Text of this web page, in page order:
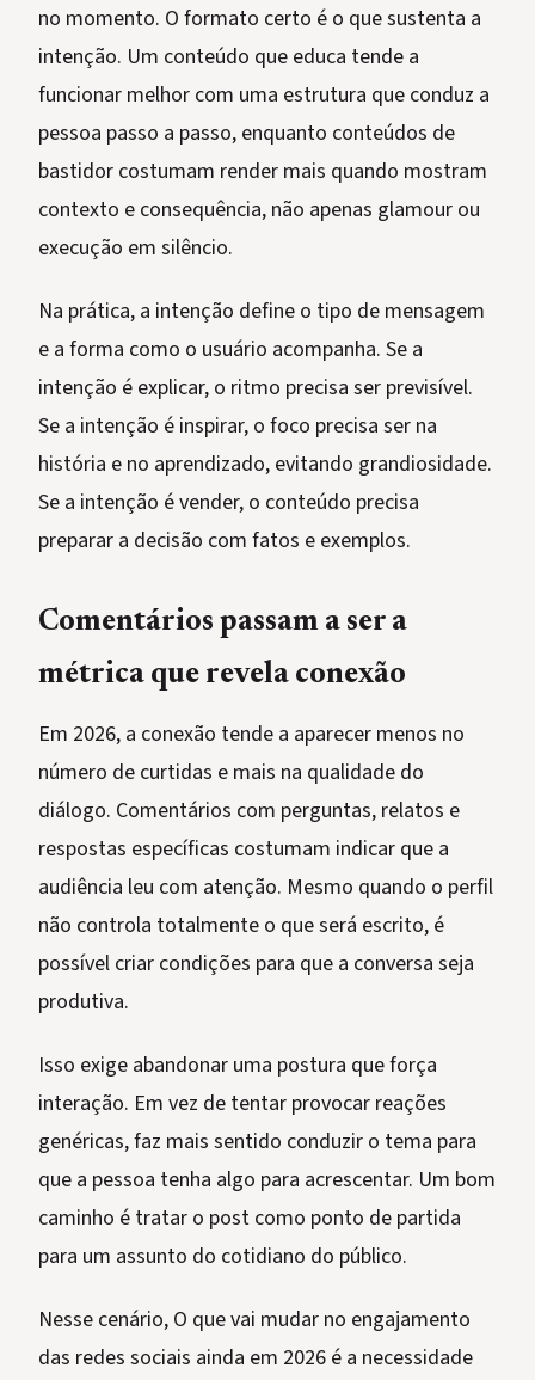
no momento. O formato certo é o que sustenta a
intenção. Um conteúdo que educa tende a
funcionar melhor com uma estrutura que conduz a
pessoa passo a passo, enquanto conteúdos de
bastidor costumam render mais quando mostram
contexto e consequência, não apenas glamour ou
execução em silêncio.
Na prática, a intenção define o tipo de mensagem
e a forma como o usuário acompanha. Se a
intenção é explicar, o ritmo precisa ser previsível.
Se a intenção é inspirar, o foco precisa ser na
história e no aprendizado, evitando grandiosidade.
Se a intenção é vender, o conteúdo precisa
preparar a decisão com fatos e exemplos.
Comentários passam a ser a
métrica que revela conexão
Em 2026, a conexão tende a aparecer menos no
número de curtidas e mais na qualidade do
diálogo. Comentários com perguntas, relatos e
respostas específicas costumam indicar que a
audiência leu com atenção. Mesmo quando o perfil
não controla totalmente o que será escrito, é
possível criar condições para que a conversa seja
produtiva.
Isso exige abandonar uma postura que força
interação. Em vez de tentar provocar reações
genéricas, faz mais sentido conduzir o tema para
que a pessoa tenha algo para acrescentar. Um bom
caminho é tratar o post como ponto de partida
para um assunto do cotidiano do público.
Nesse cenário, O que vai mudar no engajamento
das redes sociais ainda em 2026 é a necessidade